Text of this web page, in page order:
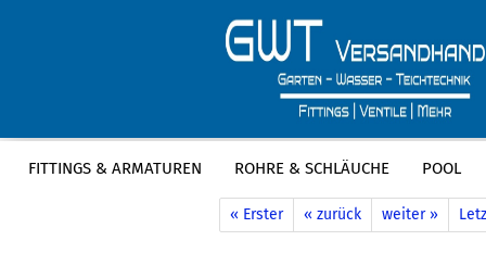
FITTINGS & ARMATUREN ROHRE & SCHLÄUCHE POOL
Startseite » Fittings & Armaturen »
« Erster « zurück weiter »